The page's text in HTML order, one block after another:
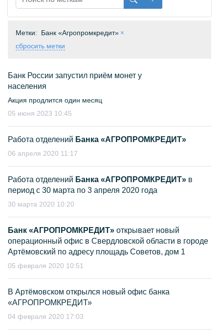
Метки:
Банк «Агропромкредит»
сбросить метки
Банк России запустил приём монет у
населения
Акция продлится один месяц
05 июня 2023 10:45
Работа отделений Банка «АГРОПРОМКРЕДИТ»
06 апреля 2020 11:17
Работа отделений Банка «АГРОПРОМКРЕДИТ» в
период с 30 марта по 3 апреля 2020 года
30 марта 2020 10:20
Банк «АГРОПРОМКРЕДИТ» открывает новый
операционный офис в Свердловской области в городе
Артёмовский по адресу площадь Советов, дом 1
05 февраля 2020 10:51
В Артёмовском открылся новый офис банка
«АГРОПРОМКРЕДИТ»
04 февраля 2020 17:03